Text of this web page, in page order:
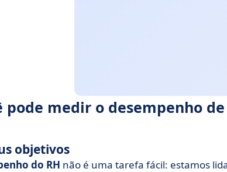
pode medir o desempenho
objetivos
do RH não é uma tarefa fácil: estamos